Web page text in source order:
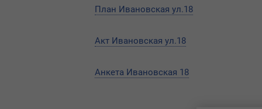
План Ивановская ул.18
Акт Ивановская ул.18
Анкета Ивановская 18